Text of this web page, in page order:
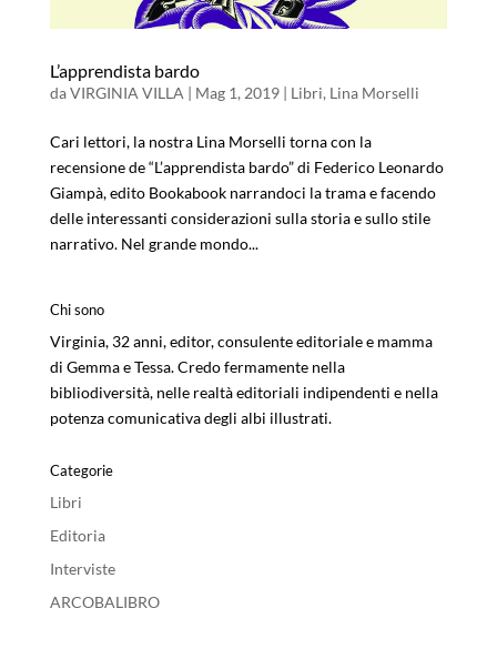
L’apprendista bardo
daVIRGINIA VILLA | Mag 1, 2019| Libri, Lina Morselli
Cari lettori, la nostra Lina Morselli torna con la
recensione de “L’apprendista bardo” di Federico Leonardo
Giampà, edito Bookabook narrandoci la trama e facendo
delle interessanti considerazioni sulla storia e sullo stile
narrativo. Nel grande mondo...
Chi sono
Virginia, 32 anni, editor, consulente editoriale e mamma
di Gemma e Tessa. Credo fermamente nella
bibliodiversità, nelle realtà editoriali indipendenti e nella
potenza comunicativa degli albi illustrati.
Categorie
Libri
Editoria
Interviste
ARCOBALIBRO